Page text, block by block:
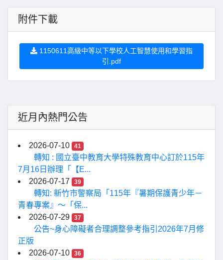
附件下載
1150611高級中等以下學校人工智慧使用和學習指
引.pdf
近月內熱門公告
2026-07-10 41
轉知 : 國立臺中教育大學特殊教育中心訂於115年
7月16日辦理「【E...
2026-07-17
39
轉知: 新竹市警察局「115年『暑期保護青少年－
青春專案』〜「保...
2026-07-29
37
公告~身心障礙者合理調整參考指引2026年7月修
正版
2026-07-10
36